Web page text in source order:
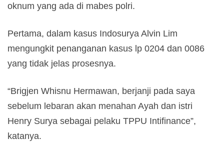
oknum yang ada di mabes polri.
Pertama, dalam kasus Indosurya Alvin Lim
mengungkit penanganan kasus lp 0204 dan 0086
yang tidak jelas prosesnya.
“Brigjen Whisnu Hermawan, berjanji pada saya
sebelum lebaran akan menahan Ayah dan istri
Henry Surya sebagai pelaku TPPU Intifinance”,
katanya.